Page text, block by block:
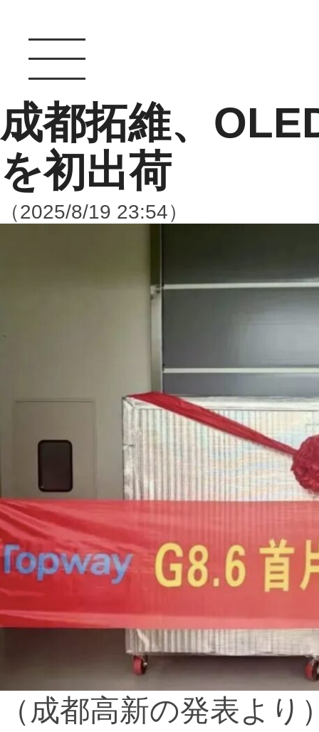
成都拓維、
を初出荷
（2025/8/19 23:54）
（成都高新の発表より